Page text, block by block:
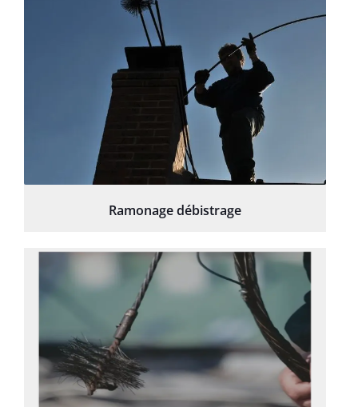
Ramonage débistrage